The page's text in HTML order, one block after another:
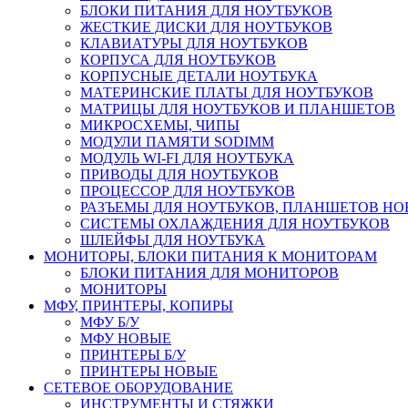
БЛОКИ ПИТАНИЯ ДЛЯ НОУТБУКОВ
ЖЕСТКИЕ ДИСКИ ДЛЯ НОУТБУКОВ
КЛАВИАТУРЫ ДЛЯ НОУТБУКОВ
КОРПУСА ДЛЯ НОУТБУКОВ
КОРПУСНЫЕ ДЕТАЛИ НОУТБУКА
МАТЕРИНСКИЕ ПЛАТЫ ДЛЯ НОУТБУКОВ
МАТРИЦЫ ДЛЯ НОУТБУКОВ И ПЛАНШЕТОВ
МИКРОСХЕМЫ, ЧИПЫ
МОДУЛИ ПАМЯТИ SODIMM
МОДУЛЬ WI-FI ДЛЯ НОУТБУКА
ПРИВОДЫ ДЛЯ НОУТБУКОВ
ПРОЦЕССОР ДЛЯ НОУТБУКОВ
РАЗЪЕМЫ ДЛЯ НОУТБУКОВ, ПЛАНШЕТОВ
СИСТЕМЫ ОХЛАЖДЕНИЯ ДЛЯ НОУТБУКОВ
ШЛЕЙФЫ ДЛЯ НОУТБУКА
МОНИТОРЫ, БЛОКИ ПИТАНИЯ К МОНИТОРАМ
БЛОКИ ПИТАНИЯ ДЛЯ МОНИТОРОВ
МОНИТОРЫ
МФУ, ПРИНТЕРЫ, КОПИРЫ
МФУ Б/У
МФУ НОВЫЕ
ПРИНТЕРЫ Б/У
ПРИНТЕРЫ НОВЫЕ
СЕТЕВОЕ ОБОРУДОВАНИЕ
ИНСТРУМЕНТЫ И СТЯЖКИ